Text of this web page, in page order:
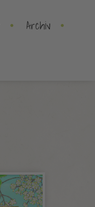
• Archiv •